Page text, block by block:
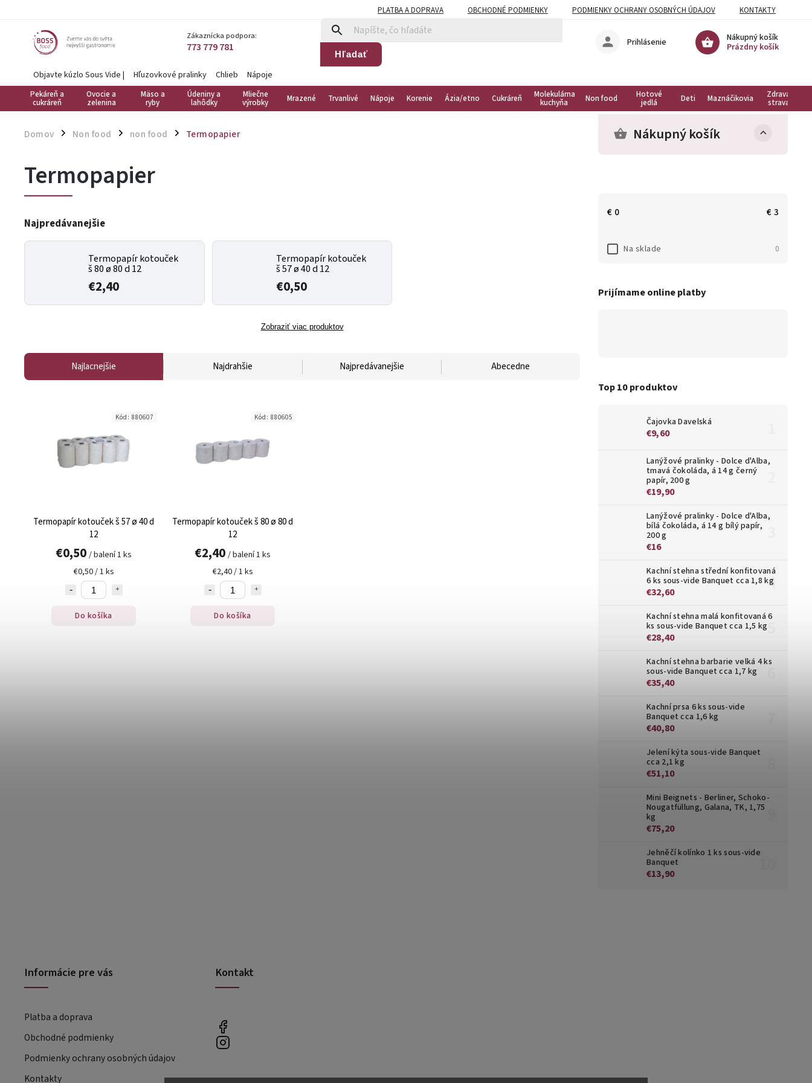
PLATBA A DOPRAVA OBCHODNÉ PODMIENKY PODMIENKY OCHRANY OSOBNÝCH ÚDAJOV KONTAKTY
Zákaznícka podpora:
773 779 781 Hľadať
Nákupný košík
Prázdny košík
Prihlásenie
Objavte kúzlo Sous Vide | Hľuzovkové pralinky Chlieb Nápoje
Pekáreň a
cukráreň
Ovocie a
zelenina
Mäso a
ryby
Údeniny a
lahôdky
Mliečne
výrobky Mrazené Trvanlivé Nápoje Korenie Ázia/etno Cukráreň Molekulárna
kuchyňa Non food Hotové
jedlá Deti Maznáčikovia Zdravá
strava
Domov / Non food / non food / Termopapier Nákupný košík
€ 0 €3
Na sklade 0
Prijímame online platby
Top 10 produktov
Čajovka Davelská
€9,60
Lanýžové pralinky - Dolce d'Alba,
tmavá čokoláda, á 14 g černý
papír, 200 g
€19,90
Lanýžové pralinky - Dolce d'Alba,
bílá čokoláda, á 14 g bílý papír,
200 g
€16
Kachní stehna střední konfitovaná
6 ks sous-vide Banquet cca 1,8 kg
€32,60
Kachní stehna malá konfitovaná 6
ks sous-vide Banquet cca 1,5 kg
€28,40
Kachní stehna barbarie velká 4 ks
sous-vide Banquet cca 1,7 kg
€35,40
Kachní prsa 6 ks sous-vide
Banquet cca 1,6 kg
€40,80
Jelení kýta sous-vide Banquet
cca 2,1 kg
€51,10
Mini Beignets - Berliner, Schoko-
Nougatfüllung, Galana, TK, 1,75
kg
€75,20
Jehněčí kolínko 1 ks sous-vide
Banquet
€13,90
Termopapier
Najpredávanejšie
Termopapír kotouček
š 80 ø 80 d 12
€2,40
Termopapír kotouček
š 57 ø 40 d 12
€0,50
Zobraziť viac produktov
Najlacnejšie Najdrahšie Najpredávanejšie Abecedne
Termopapír kotouček š 57 ø 40 d
12
€0,50 / balení 1 ks
€0,50 / 1 ks
Do košíka
Kód: 880607
Termopapír kotouček š 80 ø 80 d
12
€2,40 / balení 1 ks
€2,40 / 1 ks
Do košíka
Kód: 880605
Informácie pre vás
Platba a doprava
Obchodné podmienky
Podmienky ochrany osobných údajov
Kontakty
Kontakt